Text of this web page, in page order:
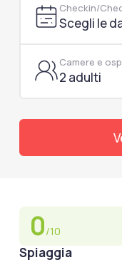
Checkin/
Scegli le
Camere e
2 adulti
0/10
Spiaggia